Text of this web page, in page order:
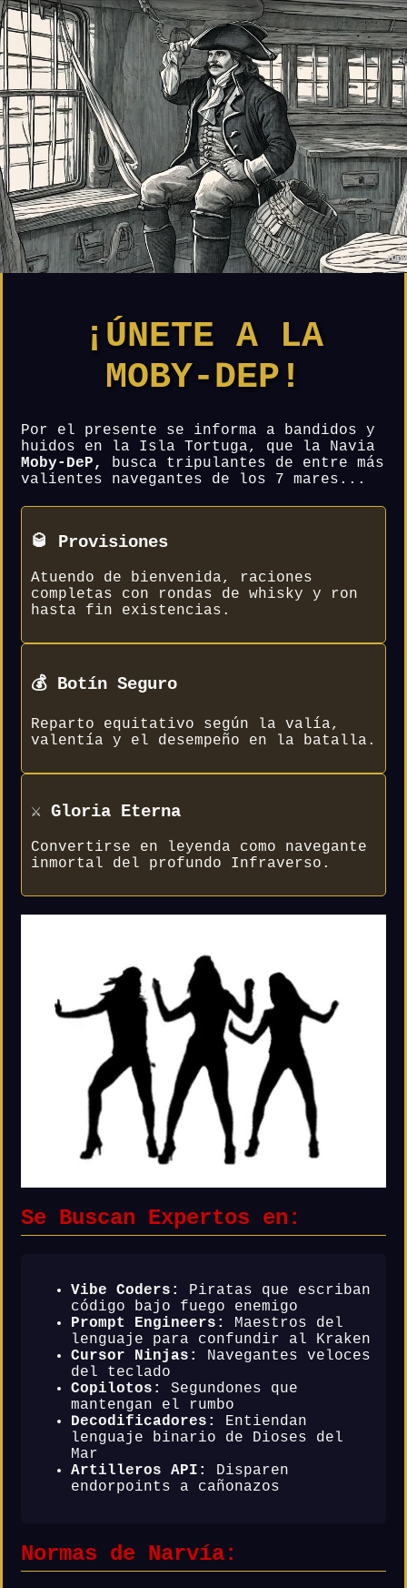
¡ÚNETE A LA
MOBY-DEP!
Por el presente se informa a bandidos y
huidos en la Isla Tortuga, que la Navia
Moby-DeP,
busca tripulantes de entre más
valientes navegantes de los 7 mares...
🥃 Provisiones
Atuendo de bienvenida, raciones
completas con rondas de whisky y ron
hasta fin existencias.
💰 Botín Seguro
Reparto equitativo según la valía,
valentía y el desempeño en la batalla.
⚔️ Gloria Eterna
Convertirse en leyenda como navegante
inmortal del profundo Infraverso.
Se Buscan Expertos en:
Vibe Coders:
Piratas que escriban
código bajo fuego enemigo
Prompt Engineers:
Maestros del
lenguaje para confundir al Kraken
Cursor Ninjas:
Navegantes veloces
del teclado
Copilotos:
Segundones que
mantengan el rumbo
Decodificadores:
Entiendan
lenguaje binario de Dioses del
Mar
Artilleros API:
Disparen
endorpoints a cañonazos
Normas de Narvía: